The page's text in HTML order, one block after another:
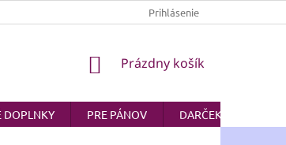
Prihlásenie
NÁKUPNÝ
Prázdny košík
DOPLNKY PRE PÁNOV
DARČEKOVÉ